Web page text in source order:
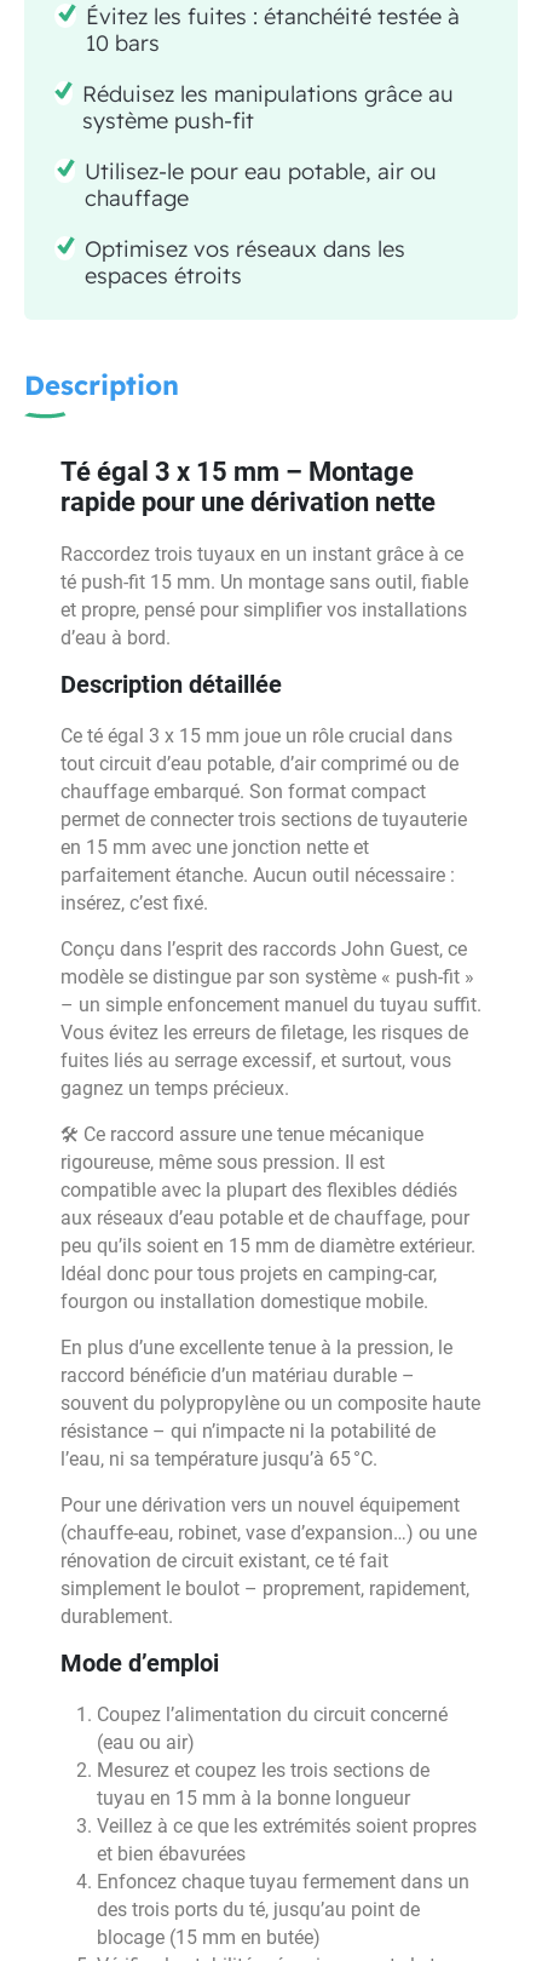
Évitez les fuites : étanchéité testée à
10 bars
Réduisez les manipulations grâce au
système push-fit
Utilisez-le pour eau potable, air ou
chauffage
Optimisez vos réseaux dans les
espaces étroits
Description
Té égal 3 x 15 mm – Montage
rapide pour une dérivation nette
Raccordez trois tuyaux en un instant grâce à ce
té push-fit 15 mm. Un montage sans outil, fiable
et propre, pensé pour simplifier vos installations
d’eau à bord.
Description détaillée
Ce té égal 3 x 15 mm joue un rôle crucial dans
tout circuit d’eau potable, d’air comprimé ou de
chauffage embarqué. Son format compact
permet de connecter trois sections de tuyauterie
en 15 mm avec une jonction nette et
parfaitement étanche. Aucun outil nécessaire :
insérez, c’est fixé.
Conçu dans l’esprit des raccords John Guest, ce
modèle se distingue par son système « push-fit »
– un simple enfoncement manuel du tuyau suffit.
Vous évitez les erreurs de filetage, les risques de
fuites liés au serrage excessif, et surtout, vous
gagnez un temps précieux.
🛠️ Ce raccord assure une tenue mécanique
rigoureuse, même sous pression. Il est
compatible avec la plupart des flexibles dédiés
aux réseaux d’eau potable et de chauffage, pour
peu qu’ils soient en 15 mm de diamètre extérieur.
Idéal donc pour tous projets en camping-car,
fourgon ou installation domestique mobile.
En plus d’une excellente tenue à la pression, le
raccord bénéficie d’un matériau durable –
souvent du polypropylène ou un composite haute
résistance – qui n’impacte ni la potabilité de
l’eau, ni sa température jusqu’à 65 °C.
Pour une dérivation vers un nouvel équipement
(chauffe-eau, robinet, vase d’expansion…) ou une
rénovation de circuit existant, ce té fait
simplement le boulot – proprement, rapidement,
durablement.
Mode d’emploi
Coupez l’alimentation du circuit concerné
(eau ou air)
Mesurez et coupez les trois sections de
tuyau en 15 mm à la bonne longueur
Veillez à ce que les extrémités soient propres
et bien ébavurées
Enfoncez chaque tuyau fermement dans un
des trois ports du té, jusqu’au point de
blocage (15 mm en butée)